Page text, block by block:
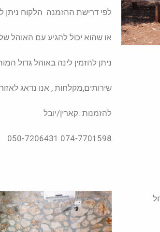
לפי דרישת ההזמנה הלקוח ניתן
או שהוא יכול להגיע עם האוהל
ניתן להזמין לינה באוהל גדול
שירותים,מקלחות , אנו נדאג
להזמנות :קארין/יובל
074-7701598 050-7206431